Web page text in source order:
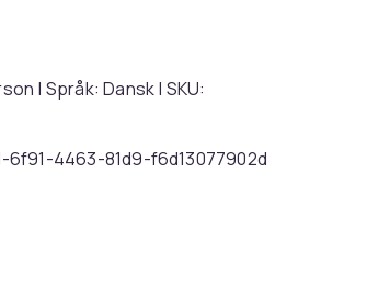
| Språk: Dansk | SKU:
6f91-4463-81d9-f6d13077902d